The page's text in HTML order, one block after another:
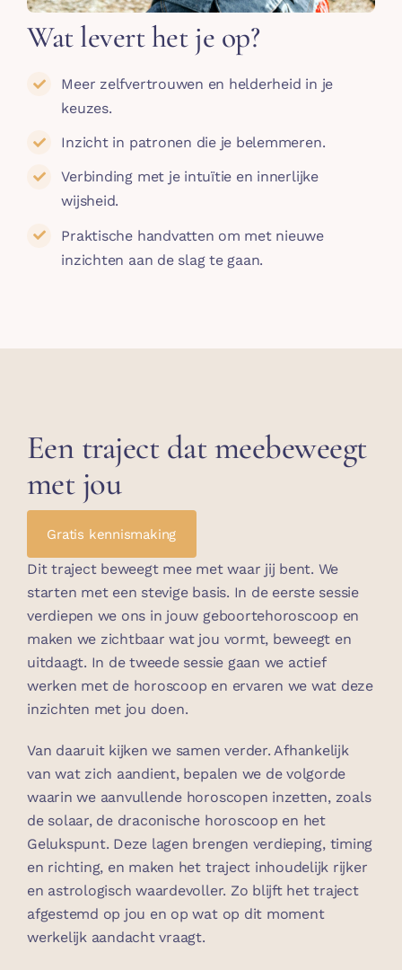
Wat levert het je op?
Meer zelfvertrouwen en helderheid in je
keuzes.
Inzicht in patronen die je belemmeren.
Verbinding met je intuïtie en innerlijke
wijsheid.
Praktische handvatten om met nieuwe
inzichten aan de slag te gaan.
Een traject dat meebeweegt
met jou
Gratis kennismaking
Dit traject beweegt mee met waar jij bent. We
starten met een stevige basis. In de eerste sessie
verdiepen we ons in jouw geboortehoroscoop en
maken we zichtbaar wat jou vormt, beweegt en
uitdaagt. In de tweede sessie gaan we actief
werken met de horoscoop en ervaren we wat deze
inzichten met jou doen.
Van daaruit kijken we samen verder. Afhankelijk
van wat zich aandient, bepalen we de volgorde
waarin we aanvullende horoscopen inzetten, zoals
de solaar, de draconische horoscoop en het
Gelukspunt. Deze lagen brengen verdieping, timing
en richting, en maken het traject inhoudelijk rijker
en astrologisch waardevoller. Zo blijft het traject
afgestemd op jou en op wat op dit moment
werkelijk aandacht vraagt.